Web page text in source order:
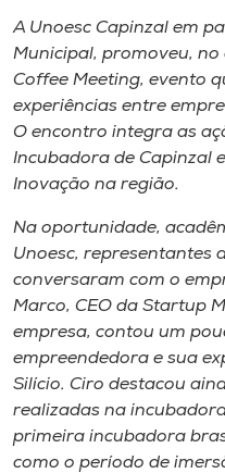
Unoesc
Store
Selecione
o idioma
A Unoesc Capinzal em
Municipal, promoveu, no
Coffee Meeting, evento
experiências entre
O encontro integra as
Incubadora de Capinzal
Inovação na região.
Na oportunidade,
Unoesc, representantes
conversaram com o
Marco, CEO da Startup
empresa, contou um
empreendedora e sua
Silício. Ciro destacou
realizadas na
primeira incubadora
como o período de